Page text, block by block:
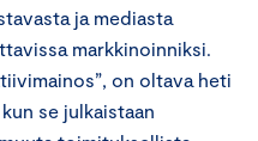
ja mediasta
markkinoinniksi.
on oltava heti
se julkaistaan